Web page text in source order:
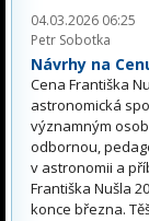
04.03.2026 06:25
Petr Sobotka
Návrhy na
Cena Františka
astronomická
významným
odbornou,
v astronomii a
Františka Nušla
konce března.